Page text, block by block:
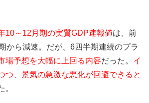
10～12月期の実質GDP速報値は、前
から減速。だが、6四半期連続のプラ
場予想を大幅に上回る内容だった。 イ
つ、景気の急激な悪化が回避できると
。